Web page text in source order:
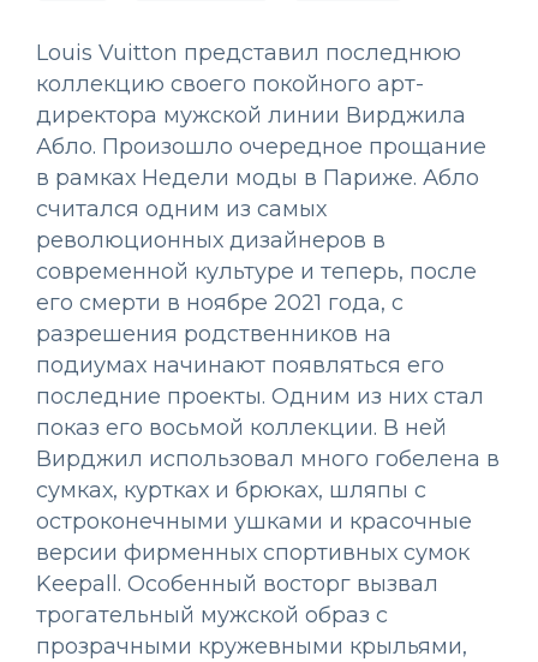
Louis Vuitton представил последнюю
коллекцию своего покойного арт-
директора мужской линии Вирджила
Абло. Произошло очередное прощание
в рамках Недели моды в Париже. Абло
считался одним из самых
революционных дизайнеров в
современной культуре и теперь, после
его смерти в ноябре 2021 года, с
разрешения родственников на
подиумах начинают появляться его
последние проекты. Одним из них стал
показ его восьмой коллекции. В ней
Вирджил использовал много гобелена в
сумках, куртках и брюках, шляпы с
остроконечными ушками и красочные
версии фирменных спортивных сумок
Keepall. Особенный восторг вызвал
трогательный мужской образ с
прозрачными кружевными крыльями,